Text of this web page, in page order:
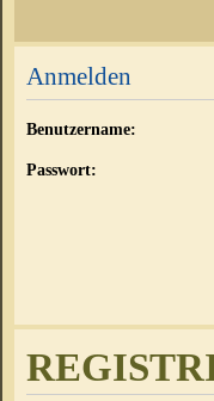
Anmelden
Benutzername:
Passwort: